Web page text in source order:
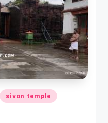
sivan temple